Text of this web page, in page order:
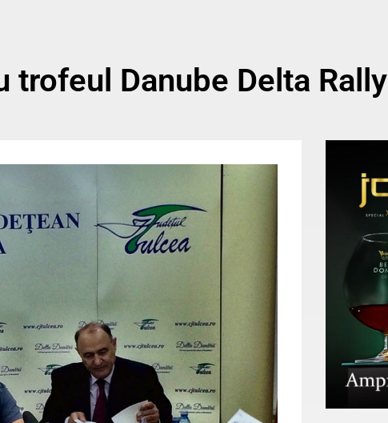
Danube Delta Rally